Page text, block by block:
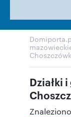
Działki
Znaleziono